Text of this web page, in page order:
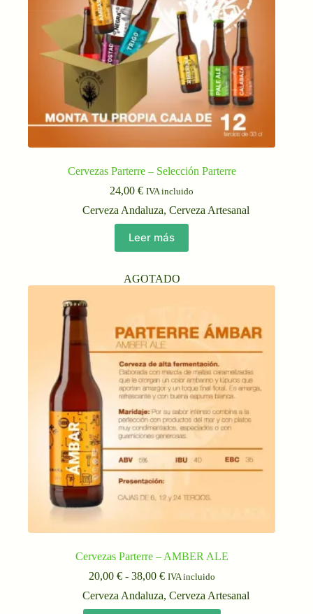
Cervezas Parterre – Selección Parterre
24,00€ IVA incluido
Cerveza Andaluza, Cerveza Artesanal
Leer más
AGOTADO
Cervezas Parterre – AMBER ALE
20,00 € - 38,00 €Rango
precios:
IVA incluido
Cerveza Andaluza, Cerveza Artesanal